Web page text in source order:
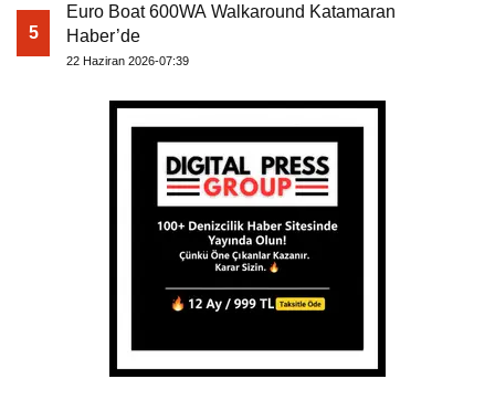
5
Euro Boat 600WA Walkaround Katamaran
Haber’de
22 Haziran 2026-07:39